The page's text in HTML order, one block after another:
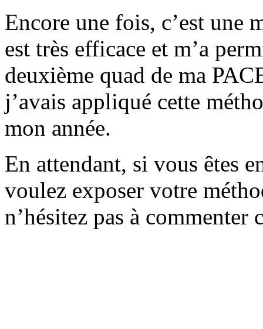
Encore une fois, c’est une
est très efficace et m’a
deuxième quad de ma
j’avais appliqué cette
mon année.
En attendant, si vous êtes
voulez exposer votre
n’hésitez pas à commenter